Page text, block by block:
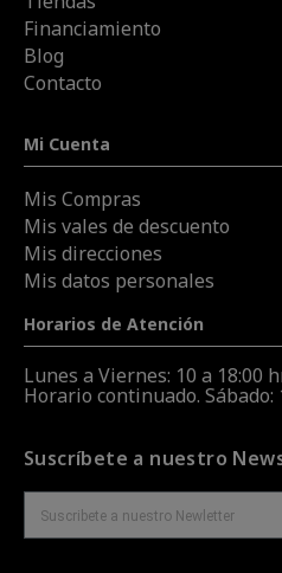
Financiamiento
Blog
Contacto
Mi Cuenta
Mis Compras
Mis vales de descuento
Mis direcciones
Mis datos personales
Horarios de Atención
Lunes a Viernes: 10 a 18:00
Horario continuado. Sábado:
Suscríbete a nuestro